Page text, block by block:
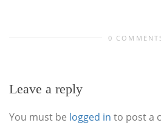
0
Leave a reply
You must be logged in to post a